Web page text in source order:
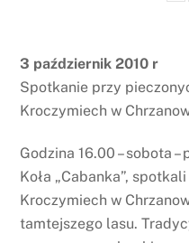
3 październik 2010 r
Spotkanie przy
Kroczymiech w
Godzina 16.00 – sobota –
Koła „Cabanka”,
Kroczymiech w
tamtejszego lasu.